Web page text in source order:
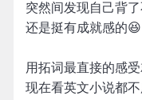
突然间发现自己背
还是挺有成就感的😆
用拓词最直接的感
现在看英文小说都